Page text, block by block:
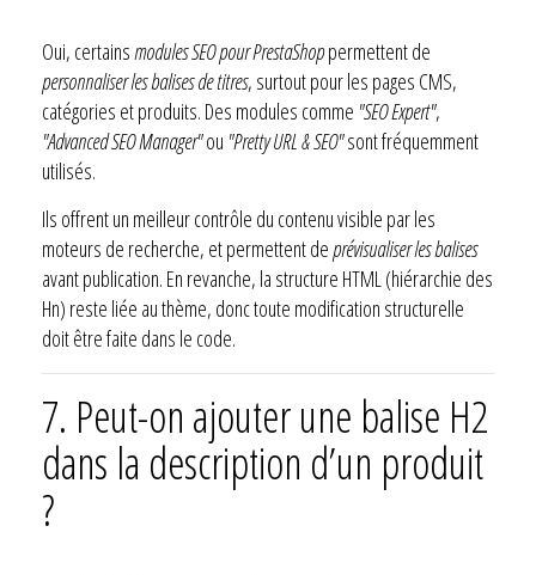
Oui, certains modules SEO pour PrestaShoppermettent de
personnaliser les balises de titres, surtout pour les pages CMS,
catégories et produits. Des modules comme "SEO Expert",
"Advanced SEO Manager"ou "Pretty URL & SEO"sont fréquemment
utilisés.
Ils offrent un meilleur contrôle du contenu visible par les
moteurs de recherche, et permettent deprévisualiser les balises
avant publication. En revanche, la structure HTML (hiérarchie des
Hn) reste liée au thème, donc toute modification structurelle
doit être faite dans le code.
7. Peut-on ajouter une balise H2
dans la description d’un produit
?